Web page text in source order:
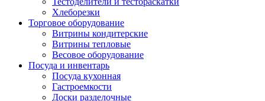
Хлеборезки
Торговое оборудование
Витрины кондитерские
Витрины тепловые
Весовое оборудование
Посуда и инвентарь
Посуда кухонная
Гастроемкости
Доски разделочные